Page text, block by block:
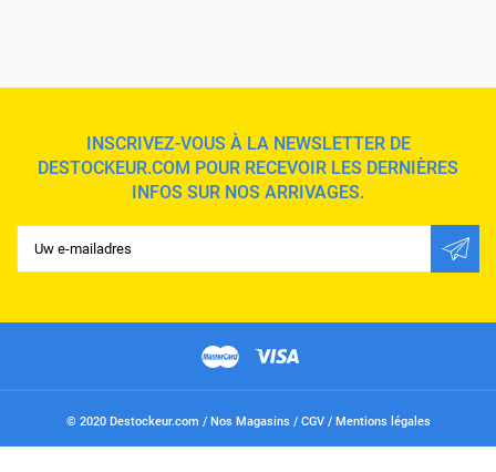
INSCRIVEZ-VOUS À LA NEWSLETTER DE
DESTOCKEUR.COM POUR RECEVOIR LES DERNIÈRES
INFOS SUR NOS ARRIVAGES.
© 2020 Destockeur.com / Nos Magasins/ CGV/ Mentions légales